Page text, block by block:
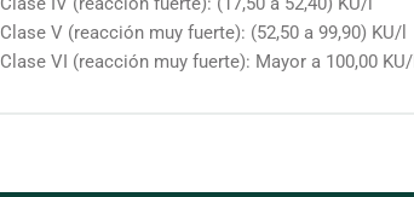
Clase V (reacción muy fuerte): (52,50 a 99,90) KU/l
Clase VI (reacción muy fuerte): Mayor a 100,00 KU/l